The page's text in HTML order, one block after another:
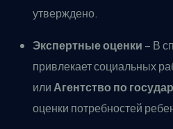
утверждено.
Экспертные оценки – В
привлекает социальных
или Агентство по
оценки потребностей